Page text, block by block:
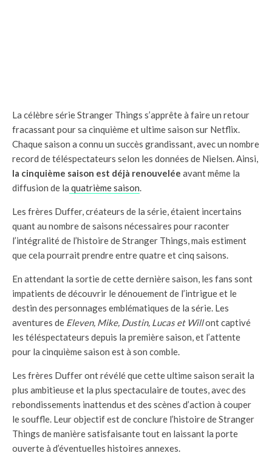
La célèbre série Stranger Things s’apprête à faire un retour
fracassant pour sa cinquième et ultime saison sur Netflix.
Chaque saison a connu un succès grandissant, avec un nombre
record de téléspectateurs selon les données de Nielsen. Ainsi,
la cinquième saison est déjà renouvelée avant même la
diffusion de la quatrième saison.
Les frères Duffer, créateurs de la série, étaient incertains
quant au nombre de saisons nécessaires pour raconter
l’intégralité de l’histoire de Stranger Things, mais estiment
que cela pourrait prendre entre quatre et cinq saisons.
En attendant la sortie de cette dernière saison, les fans sont
impatients de découvrir le dénouement de l’intrigue et le
destin des personnages emblématiques de la série. Les
aventures de Eleven, Mike, Dustin, Lucas et Willont captivé
les téléspectateurs depuis la première saison, et l’attente
pour la cinquième saison est à son comble.
Les frères Duffer ont révélé que cette ultime saison serait la
plus ambitieuse et la plus spectaculaire de toutes, avec des
rebondissements inattendus et des scènes d’action à couper
le souffle. Leur objectif est de conclure l’histoire de Stranger
Things de manière satisfaisante tout en laissant la porte
ouverte à d’éventuelles histoires annexes.